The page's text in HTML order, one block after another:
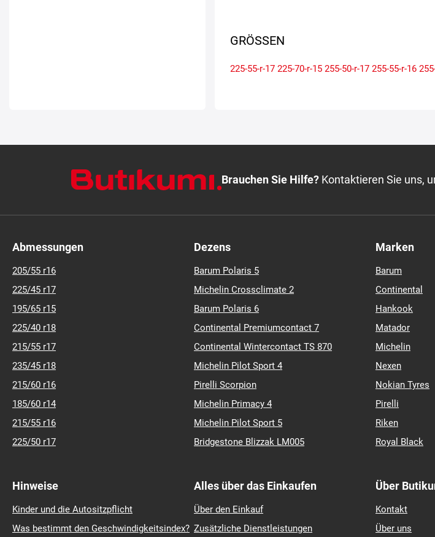
GRÖSSEN
225-55-r-17 225-70-r-15 255-50-r-17 255-55-r-16
Brauchen Sie Hilfe? Kontaktieren Sie uns,
Abmessungen
205/55 r16
225/45 r17
195/65 r15
225/40 r18
215/55 r17
235/45 r18
215/60 r16
185/60 r14
215/55 r16
225/50 r17
Dezens
Barum Polaris 5
Michelin Crossclimate 2
Barum Polaris 6
Continental Premiumcontact 7
Continental Wintercontact TS 870
Michelin Pilot Sport 4
Pirelli Scorpion
Michelin Primacy 4
Michelin Pilot Sport 5
Bridgestone Blizzak LM005
Marken
Barum
Continental
Hankook
Matador
Michelin
Nexen
Nokian Tyres
Pirelli
Riken
Royal Black
Hinweise
Kinder und die Autositzpflicht
Was bestimmt den Geschwindigkeitsindex?
Alles über das Einkaufen
Über den Einkauf
Zusätzliche Dienstleistungen
Über
Kontakt
Über uns